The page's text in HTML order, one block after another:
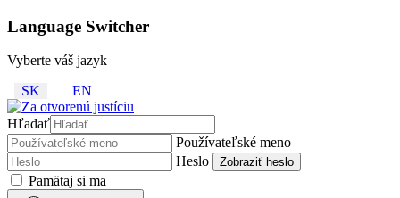
Language Switcher
Vyberte váš jazyk
SK
EN
Hľadať
Používateľské meno
Heslo
Zobraziť heslo
Pamätaj si ma